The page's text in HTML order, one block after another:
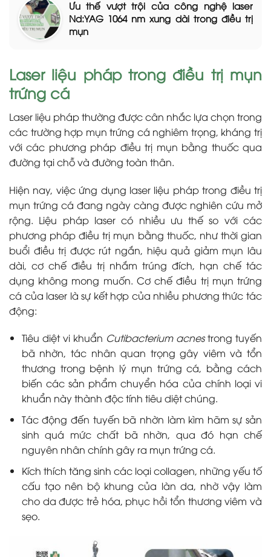
Ưu thế vượt trội của công nghệ laser
Nd:YAG 1064 nm xung dài trong điều trị
mụn
Laser liệu pháp trong điều trị mụn
trứng cá
Laser liệu pháp thường được cân nhắc lựa chọn trong
các trường hợp mụn trứng cá nghiêm trọng, kháng trị
với các phương pháp điều trị mụn bằng thuốc qua
đường tại chỗ và đường toàn thân.
Hiện nay, việc ứng dụng laser liệu pháp trong điều trị
mụn trứng cá đang ngày càng được nghiên cứu mở
rộng. Liệu pháp laser có nhiều ưu thế so với các
phương pháp điều trị mụn bằng thuốc, như thời gian
buổi điều trị được rút ngắn, hiệu quả giảm mụn lâu
dài, cơ chế điều trị nhắm trúng đích, hạn chế tác
dụng không mong muốn. Cơ chế điều trị mụn trứng
cá của laser là sự kết hợp của nhiều phương thức tác
động:
Tiêu diệt vi khuẩn Cutibacterium acnestrong tuyến
bã nhờn, tác nhân quan trọng gây viêm và tổn
thương trong bệnh lý mụn trứng cá, bằng cách
biến các sản phẩm chuyển hóa của chính loại vi
khuẩn này thành độc tính tiêu diệt chúng.
Tác động đến tuyến bã nhờn làm kìm hãm sự sản
sinh quá mức chất bã nhờn, qua đó hạn chế
nguyên nhân chính gây ra mụn trứng cá.
Kích thích tăng sinh các loại collagen, những yếu tố
cấu tạo nên bộ khung của làn da, nhờ vậy làm
cho da được trẻ hóa, phục hồi tổn thương viêm và
sẹo.